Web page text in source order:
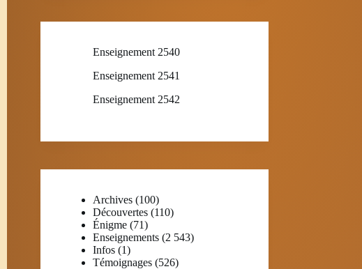
Enseignement 2540
Enseignement 2541
Enseignement 2542
Archives (100)
Découvertes (110)
Énigme (71)
Enseignements (2 543)
Infos (1)
Témoignages (526)